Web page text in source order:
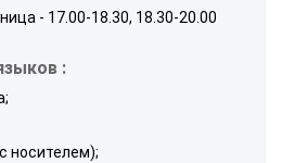
- 17.00-18.30, 18.30-20.00
:
носителем);